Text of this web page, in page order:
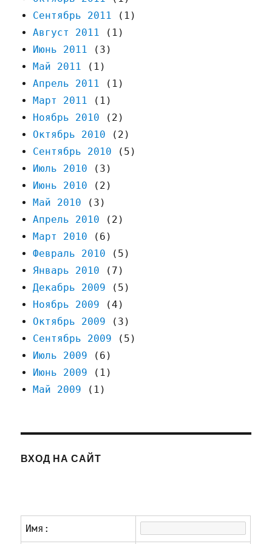
Сентябрь 2011 (1)
Август 2011 (1)
Июнь 2011 (3)
Май 2011 (1)
Апрель 2011 (1)
Март 2011 (1)
Ноябрь 2010 (2)
Октябрь 2010 (2)
Сентябрь 2010 (5)
Июль 2010 (3)
Июнь 2010 (2)
Май 2010 (3)
Апрель 2010 (2)
Март 2010 (6)
Февраль 2010 (5)
Январь 2010 (7)
Декабрь 2009 (5)
Ноябрь 2009 (4)
Октябрь 2009 (3)
Сентябрь 2009 (5)
Июль 2009 (6)
Июнь 2009 (1)
Май 2009 (1)
ВХОД НА САЙТ
Имя: